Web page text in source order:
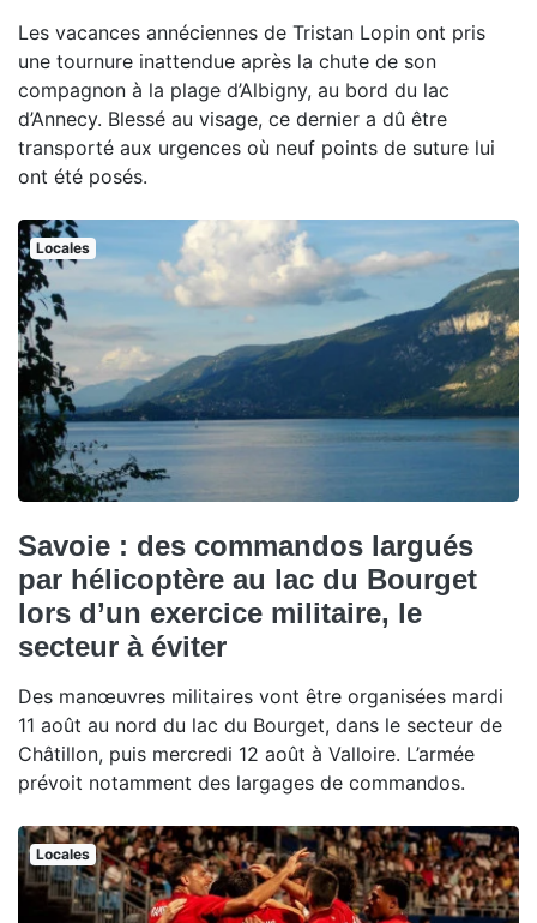
Les vacances annéciennes de Tristan Lopin ont pris
une tournure inattendue après la chute de son
compagnon à la plage d’Albigny, au bord du lac
d’Annecy. Blessé au visage, ce dernier a dû être
transporté aux urgences où neuf points de suture lui
ont été posés.
Locales
Savoie : des commandos largués
par hélicoptère au lac du Bourget
lors d’un exercice militaire, le
secteur à éviter
Des manœuvres militaires vont être organisées mardi
11 août au nord du lac du Bourget, dans le secteur de
Châtillon, puis mercredi 12 août à Valloire. L’armée
prévoit notamment des largages de commandos.
Locales